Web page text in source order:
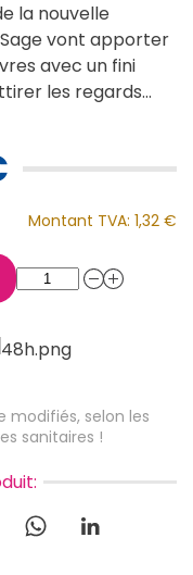
la nouvelle
vont apporter
avec un fini
les regards...
Montant TVA: 1,32 €
modifiés, selon les
sanitaires !